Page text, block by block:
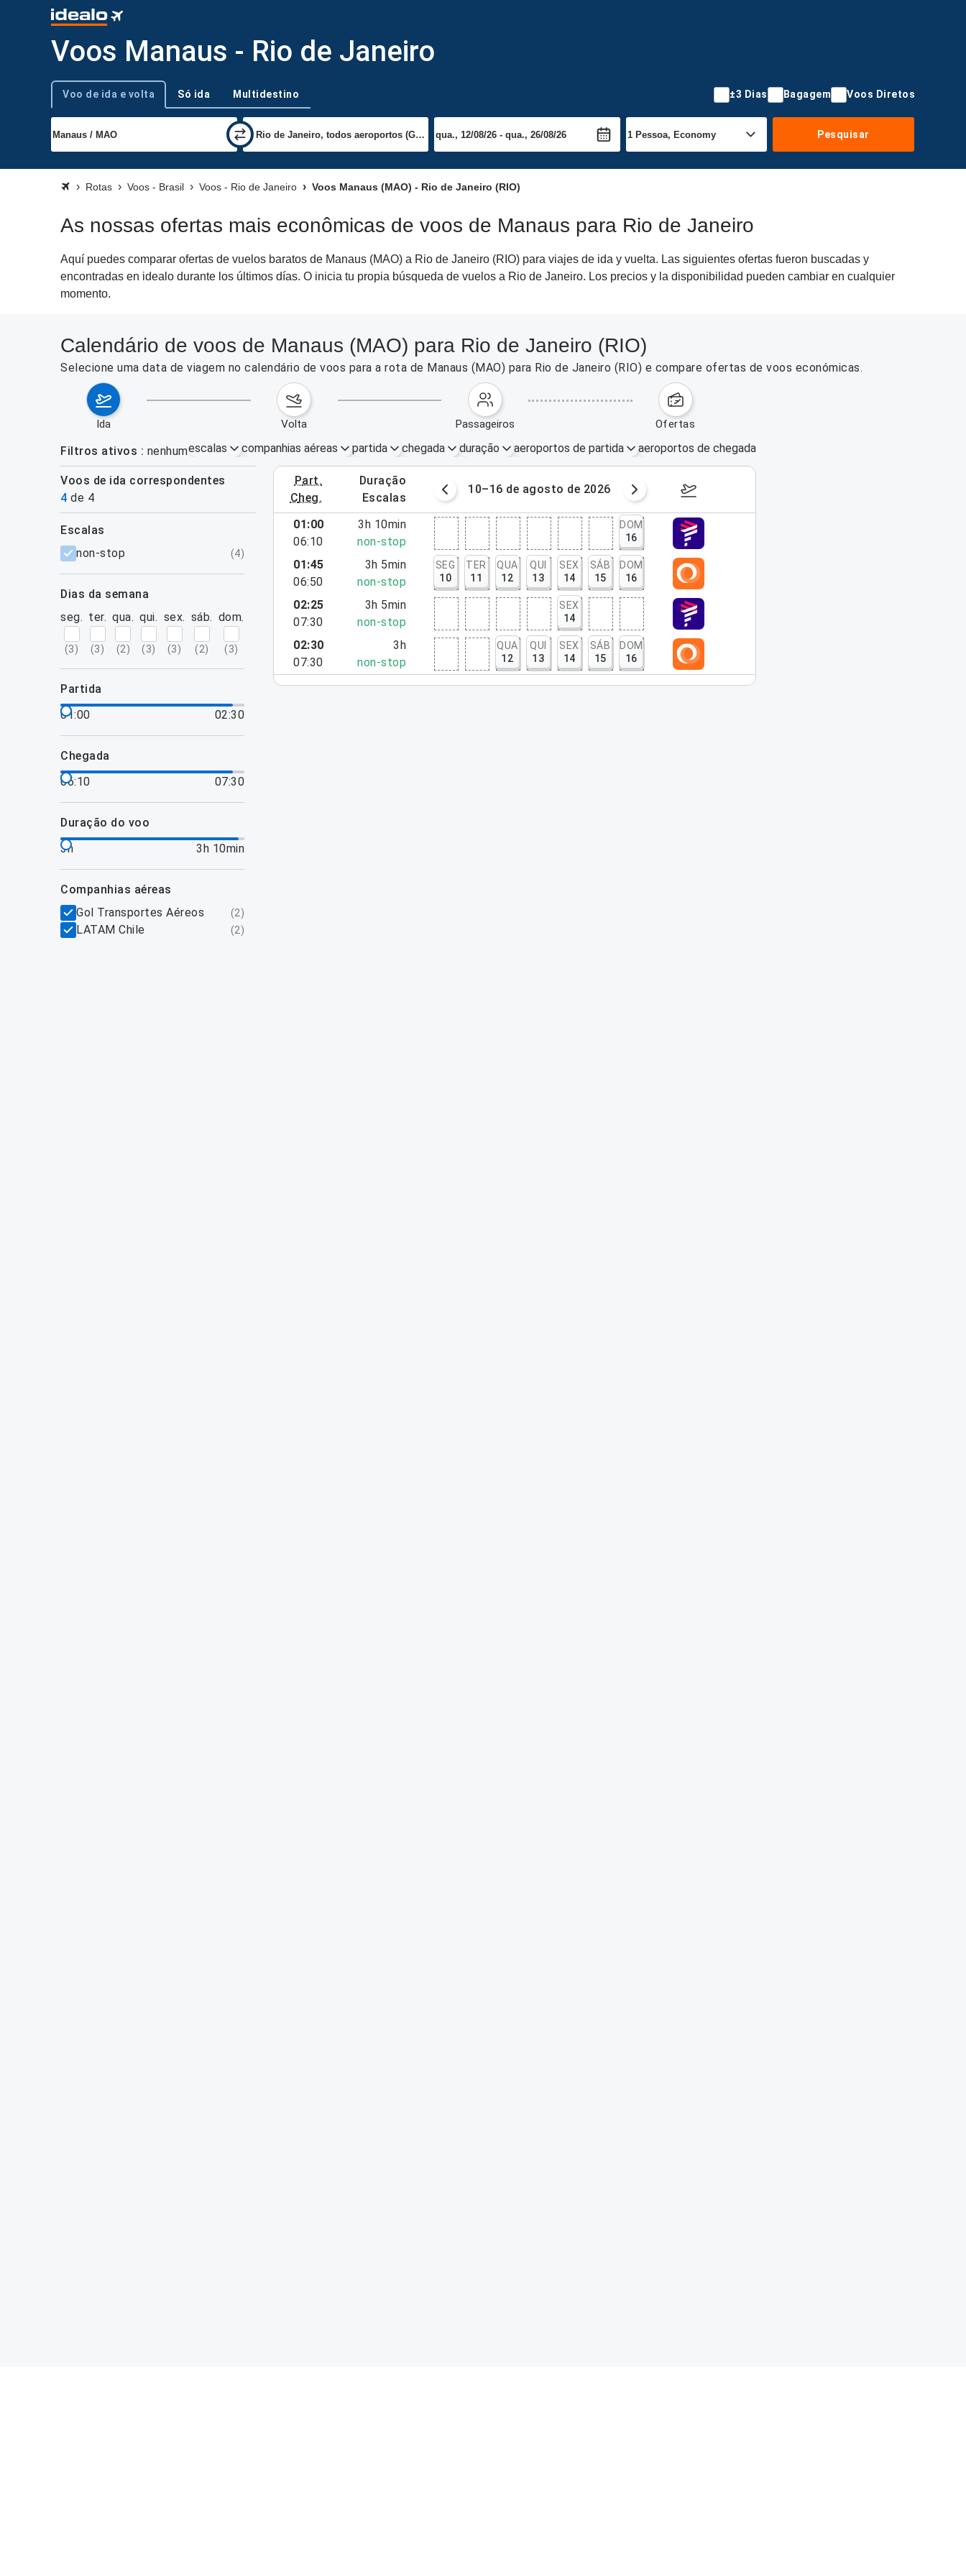
Voos Manaus - Rio de Janeiro
Tipo de viagem
Voo de ida e volta Só ida Multidestino ±3 Dias Bagagem Voos Diretos
Pesquisar
Rotas Voos - Brasil Voos - Rio de Janeiro Voos Manaus (MAO) - Rio de Janeiro (RIO)
As nossas ofertas mais econômicas de voos de Manaus para Rio de Janeiro
Aquí puedes comparar ofertas de vuelos baratos de Manaus (MAO) a Rio de Janeiro (RIO) para viajes de ida y vuelta. Las siguientes ofertas fueron buscadas y
encontradas en idealo durante los últimos días. O inicia tu propia búsqueda de vuelos a Rio de Janeiro. Los precios y la disponibilidad pueden cambiar en cualquier
momento.
Calendário de voos de Manaus (MAO) para Rio de Janeiro (RIO)
Selecione uma data de viagem no calendário de voos para a rota de Manaus (MAO) para Rio de Janeiro (RIO) e compare ofertas de voos económicas.
ida volta passageiros ofertas
Filtros ativos nenhumescalas companhias aéreas partida chegada duração aeroportos de partida aeroportos de chegada
Voos de ida correspondentes
4 de 4
part.
cheg.
duração
escalas
3–9 de agosto de 2026 10–16 de agosto de 2026 17–23 de agosto de 2026
filtros
escalas
non-stop
(4)
dias da semana
seg.
(3)
ter.
(3)
qua.
(2)
qui.
(3)
sex.
(3)
sáb.
(2)
dom.
(3)
partida
01:00
02:30
chegada
06:10
07:30
duração do voo
3h
3h 10min
companhias aéreas
Gol Transportes Aéreos
(2)
LATAM Chile (2)
01:00
06:10
3h 10min
non-stop
DOM
16
01:45
06:50
3h 5min
non-stop
SEG
10
TER
11
QUA
12
QUI
13
SEX
14
SÁB
15
DOM
16
02:25
07:30
3h 5min
non-stop
SEX
14
02:30
07:30
3h
non-stop
QUA
12
QUI
13
SEX
14
SÁB
15
DOM
16